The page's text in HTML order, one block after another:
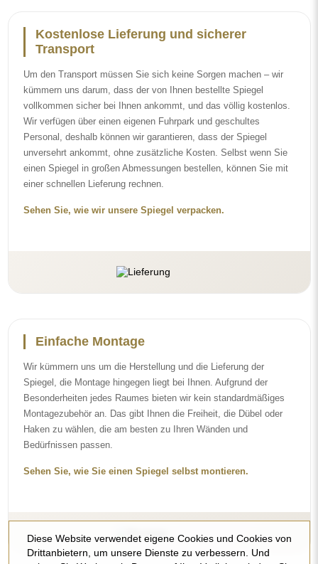
Kostenlose Lieferung und sicherer
Transport
Um den Transport müssen Sie sich keine Sorgen machen – wir
kümmern uns darum, dass der von Ihnen bestellte Spiegel
vollkommen sicher bei Ihnen ankommt, und das völlig kostenlos.
Wir verfügen über einen eigenen Fuhrpark und geschultes
Personal, deshalb können wir garantieren, dass der Spiegel
unversehrt ankommt, ohne zusätzliche Kosten. Selbst wenn Sie
einen Spiegel in großen Abmessungen bestellen, können Sie mit
einer schnellen Lieferung rechnen.
Sehen Sie, wie wir unsere Spiegel verpacken.
Einfache Montage
Wir kümmern uns um die Herstellung und die Lieferung der
Spiegel, die Montage hingegen liegt bei Ihnen. Aufgrund der
Besonderheiten jedes Raumes bieten wir kein standardmäßiges
Montagezubehör an. Das gibt Ihnen die Freiheit, die Dübel oder
Haken zu wählen, die am besten zu Ihren Wänden und
Bedürfnissen passen.
Sehen Sie, wie Sie einen Spiegel selbst montieren.
Diese Website verwendet eigene Cookies und Cookies von
Drittanbietern, um unsere Dienste zu verbessern. Und